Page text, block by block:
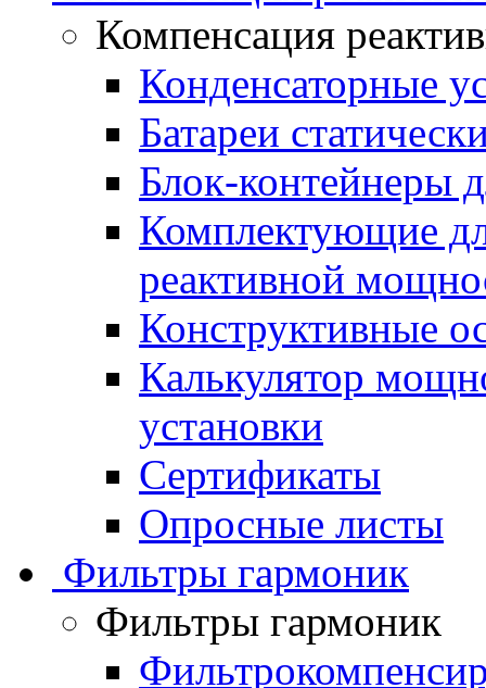
Компенсация
Конденсаторные
Батареи
Блок-контейнеры
Комплектующие
реактивной
Конструктивные
Калькулятор
установки
Сертификаты
Опросные листы
Фильтры гармоник
Фильтры гармоник